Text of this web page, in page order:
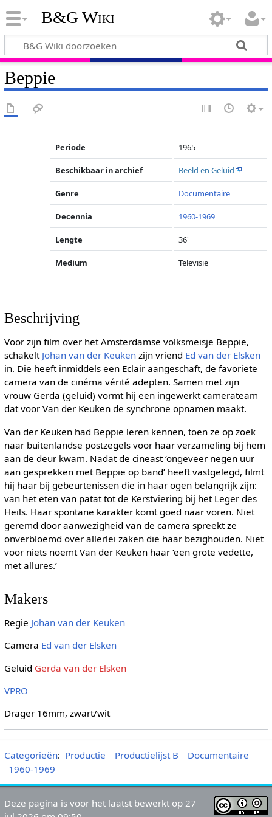
B&G Wiki
Beppie
Periode 1965
Beschikbaar in archief Beeld en Geluid
Genre Documentaire
Decennia 1960-1969
Lengte 36'
Medium Televisie
Beschrijving
Voor zijn film over het Amsterdamse volksmeisje Beppie,
schakelt Johan van der Keukenzijn vriend Ed van der Elsken
in. Die heeft inmiddels een Eclair aangeschaft, de favoriete
camera van de cinéma vérité adepten. Samen met zijn
vrouw Gerda (geluid) vormt hij een ingewerkt camerateam
dat voor Van der Keuken de synchrone opnamen maakt.
Van der Keuken had Beppie leren kennen, toen ze op zoek
naar buitenlandse postzegels voor haar verzameling bij hem
aan de deur kwam. Nadat de cineast ‘ongeveer negen uur
aan gesprekken met Beppie op band’ heeft vastgelegd, filmt
hij haar bij gebeurtenissen die in haar ogen belangrijk zijn:
van het eten van patat tot de Kerstviering bij het Leger des
Heils. Haar spontane karakter komt goed naar voren. Niet
geremd door aanwezigheid van de camera spreekt ze
onverbloemd over allerlei zaken die haar bezighouden. Niet
voor niets noemt Van der Keuken haar ‘een grote vedette,
met allures.’
Makers
Regie Johan van der Keuken
Camera Ed van der Elsken
Geluid Gerda van der Elsken
VPRO
Drager 16mm, zwart/wit
Categorieën: Productie Productielijst B
Documentaire
1960-1969
Deze pagina is voor het laatst bewerkt op 27